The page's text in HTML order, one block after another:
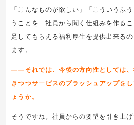
「こんなものが欲しい」「こういうふ
うことを、社員から聞く仕組みを作る
足してもらえる福利厚生を提供出来る
ます。
――それでは、今後の方向性としては、
きつつサービスのブラッシュアップを
ょうか。
そうですね。社員からの要望を引き上